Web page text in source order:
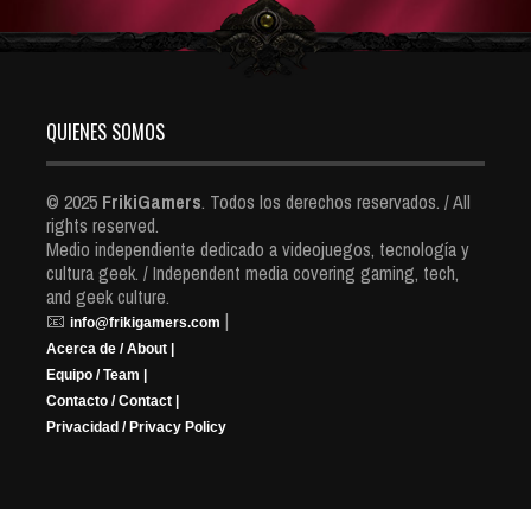
QUIENES SOMOS
© 2025 FrikiGamers. Todos los derechos reservados. / All
rights reserved.
Medio independiente dedicado a videojuegos, tecnología y
cultura geek. / Independent media covering gaming, tech,
and geek culture.
📧 info@frikigamers.com |
Acerca de / About |
Equipo / Team |
Contacto / Contact |
Privacidad / Privacy Policy